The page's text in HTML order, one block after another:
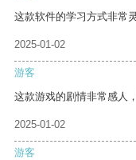
这款软件的学习方式非常
2025-01-02
游客
这款游戏的剧情非常感人
2025-01-02
游客